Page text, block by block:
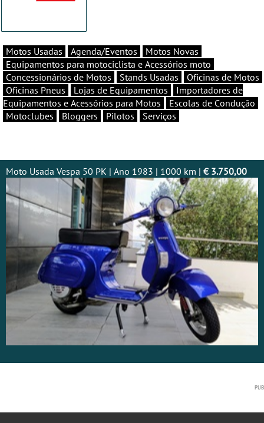
Motos Usadas Agenda/Eventos
Motos Novas
Equipamentos para motociclista e Acessórios moto
Concessionários de Motos
Stands Usadas
Oficinas de Motos
Oficinas Pneus
Lojas de Equipamentos
Importadores de
Equipamentos e Acessórios para Motos
Escolas de Condução
Motoclubes
Bloggers Pilotos Serviços
Moto Usada Vespa 50 PK | Ano 1983 | 1000 km | € 3.750,00